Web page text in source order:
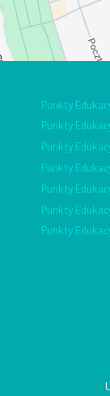
Punkty
Punkty
Punkty
Punkty
Punkty
Punkty
Punkty